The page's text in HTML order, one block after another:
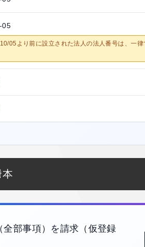
05
05より前に設立された法人の法人番号は、一
部事項）を請求（仮登録